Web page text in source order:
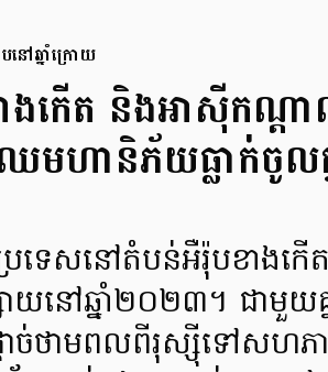
នៅឆ្នាំក្រោយ
កើត និងអាស៊ីកណ្ត
ានិភ័យធ្លាក់ចូលក្នុ
រទេសនៅតំបន់អឺរ៉ុបខាង
យនៅឆ្នាំ២០២៣។ ជាមួយគ្
ាច់ថាមពលពីរុស្ស៊ីទៅសហភា